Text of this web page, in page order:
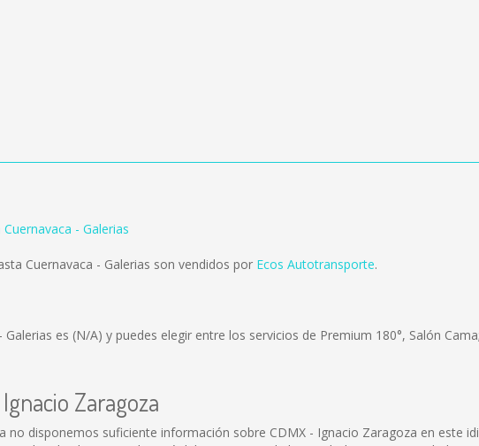
- Galerias
Cuernavaca - Galerias son vendidos por Ecos Autotransporte.
Galerias es (N/A) y puedes elegir entre los servicios de Premium 180°, Salón
Zaragoza
no disponemos suficiente información sobre CDMX - Ignacio Zaragoza en este